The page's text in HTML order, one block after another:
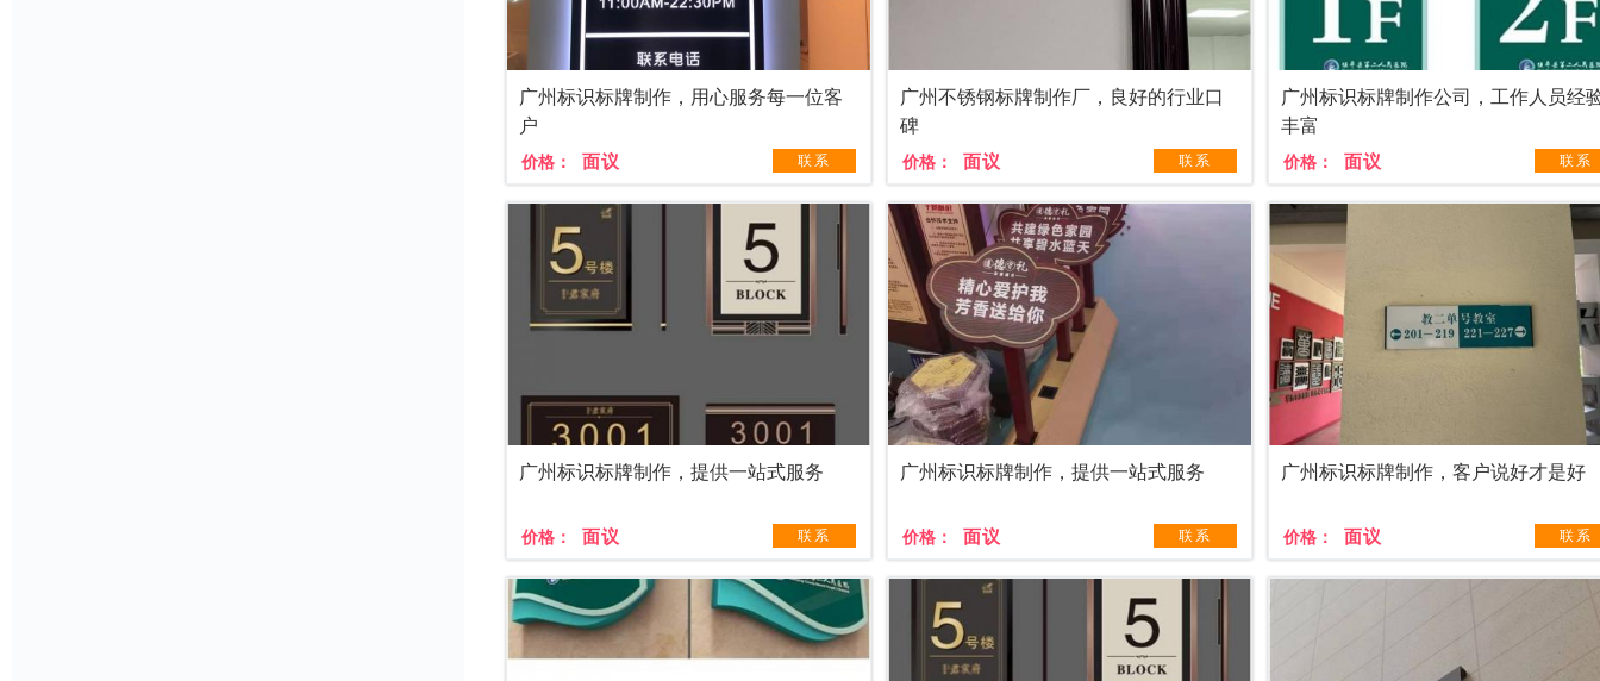
广州标识标牌制作，用心服务每一位客
户
价格： 面议 联系
广州不锈钢标牌制作厂，良好的行业口
碑
价格： 面议 联系
广州标识标牌制作公司，工作人员经
丰富
价格： 面议 联系
广州标识标牌制作，提供一站式服务
价格： 面议 联系
广州标识标牌制作，提供一站式服务
价格： 面议 联系
广州标识标牌制作，客户说好才是好
价格： 面议 联系